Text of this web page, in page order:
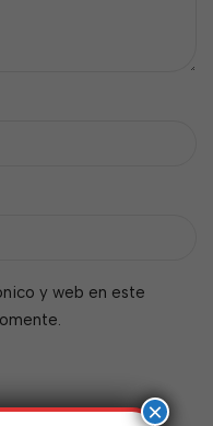
y web en este
×